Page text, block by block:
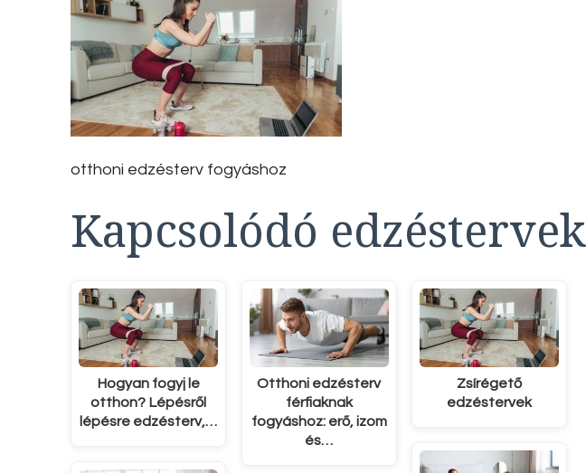
otthoni edzésterv fogyáshoz
Kapcsolódó edzéstervek
Hogyan fogyj le
otthon? Lépésről
lépésre edzésterv,…
Otthoni edzésterv
férfiaknak
fogyáshoz: erő, izom
és…
Zsírégető
edzéstervek